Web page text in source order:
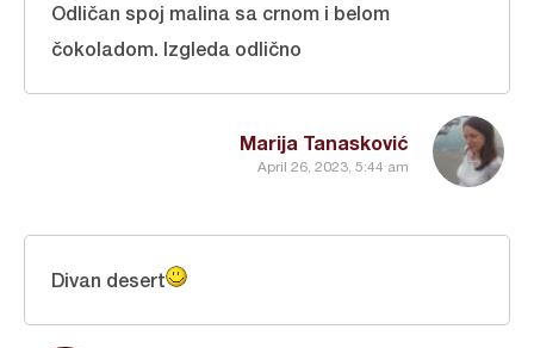
Marija Tanasković
April 26, 2023, 5:44 am
Odličan spoj malina sa crnom i belom
čokoladom. Izgleda odlično
Divan desert